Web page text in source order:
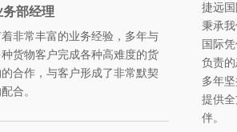
务部经理
非常丰富的业务经验，多年与
种货物客户完成各种高难度的货
合作，与客户形成了非常默契
合。
捷远
秉承
国际
负责
多年
提供
伴。